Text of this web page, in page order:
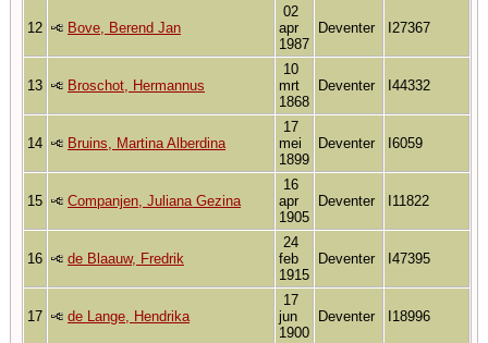
12 Bove, Berend Jan
02
apr
1987
Deventer I27367
13 Broschot, Hermannus
10
mrt
1868
Deventer I44332
14 Bruins, Martina Alberdina
17
mei
1899
Deventer I6059
15 Companjen, Juliana Gezina
16
apr
1905
Deventer I11822
16 de Blaauw, Fredrik
24
feb
1915
Deventer I47395
17 de Lange, Hendrika
17
jun
1900
Deventer I18996